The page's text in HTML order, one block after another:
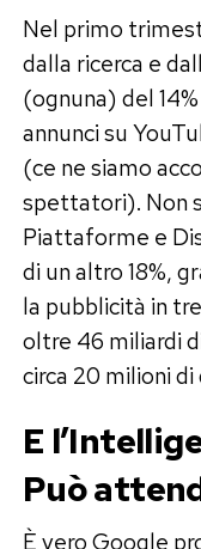
Nel primo
dalla ricerca e
(ognuna) del
annunci su
(ce ne siamo
spettatori). Non
Piattaforme e
di un altro 18%,
la pubblicità in
oltre 46 miliardi
circa 20 milioni
E
Può
È vero Google